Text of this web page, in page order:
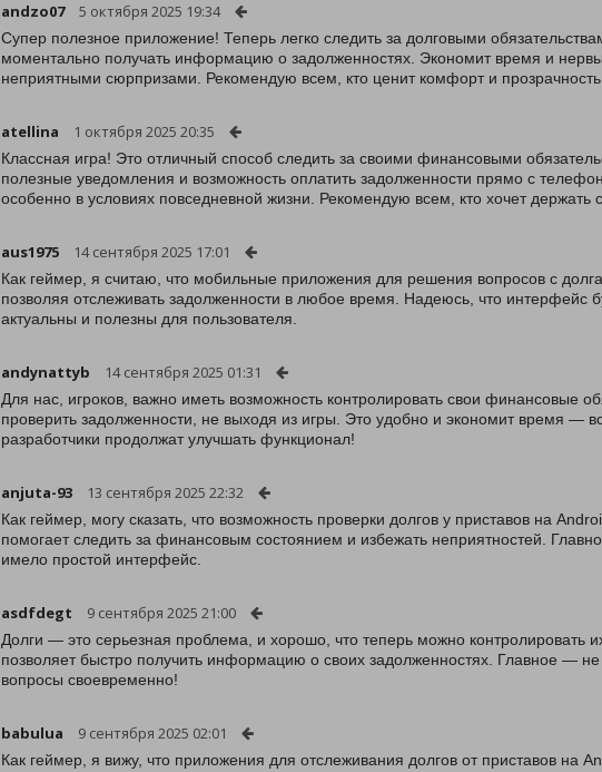
andzo07 5 октября 2025 19:34
Супер полезное приложение! Теперь легко следить за долговыми
моментально получать информацию о задолженностях. Экономит время и
неприятными сюрпризами. Рекомендую всем, кто ценит комфорт и
atellina 1 октября 2025 20:35
Классная игра! Это отличный способ следить за своими финансовыми
полезные уведомления и возможность оплатить задолженности прямо с
особенно в условиях повседневной жизни. Рекомендую всем, кто хочет
aus1975 14 сентября 2025 17:01
Как геймер, я считаю, что мобильные приложения для решения вопросов с
позволяя отслеживать задолженности в любое время. Надеюсь, что интерфейс
актуальны и полезны для пользователя.
andynattyb 14 сентября 2025 01:31
Для нас, игроков, важно иметь возможность контролировать свои финансовые
проверить задолженности, не выходя из игры. Это удобно и экономит время —
разработчики продолжат улучшать функционал!
anjuta-93 13 сентября 2025 22:32
Как геймер, могу сказать, что возможность проверки долгов у приставов на
помогает следить за финансовым состоянием и избежать неприятностей.
имело простой интерфейс.
asdfdegt 9 сентября 2025 21:00
Долги — это серьезная проблема, и хорошо, что теперь можно контролировать
позволяет быстро получить информацию о своих задолженностях. Главное — не
вопросы своевременно!
babulua 9 сентября 2025 02:01
Как геймер, я вижу, что приложения для отслеживания долгов от приставов на